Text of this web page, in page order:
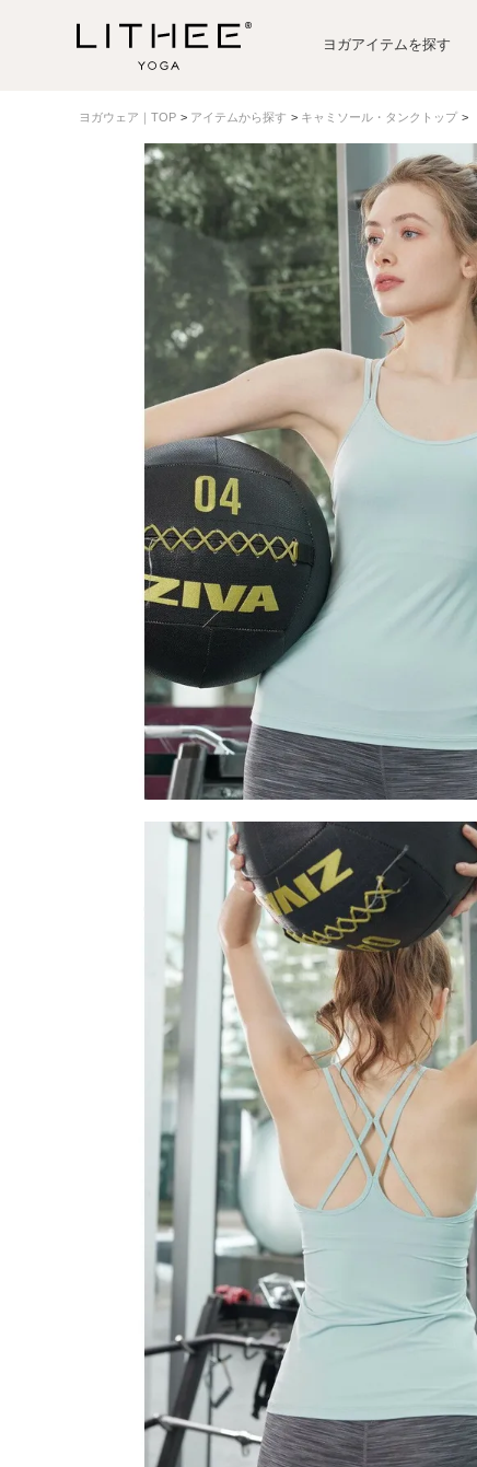
ヨガアイテムを探す
ヨガウェア｜TOP アイテムから探す キャミソール・タンクトップ